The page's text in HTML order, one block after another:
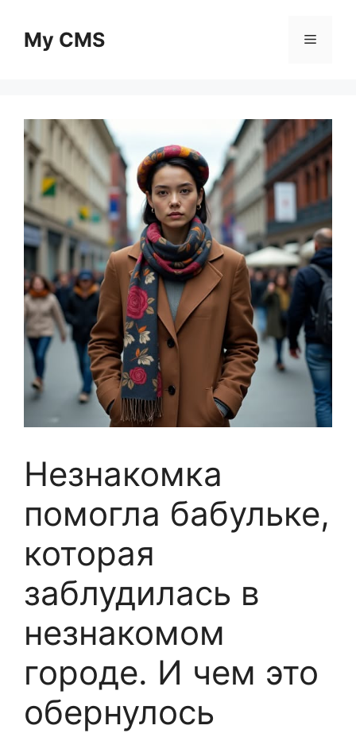
contentMy CMS Menu
Незнакомка
помогла бабульке,
которая
заблудилась в
незнакомом
городе. И чем это
обернулось